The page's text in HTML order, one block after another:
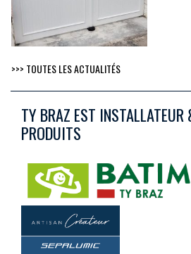
>>> TOUTES LES ACTUALITÉS
TY BRAZ EST INSTALLATEUR
PRODUITS